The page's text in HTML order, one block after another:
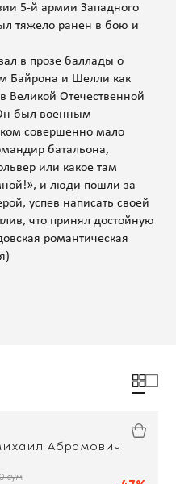
5-й армии Западного
тяжело ранен в бою и
в прозе баллады о
Байрона и Шелли как
Великой Отечественной
был военным
совершенно мало
батальона,
или какое там
и люди пошли за
успев написать своей
что принял достойную
романтическая
Абрамович
сум